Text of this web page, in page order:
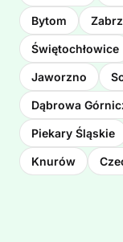
Bytom
Świętochłowice
Jaworzno
Dąbrowa
Piekary Śląskie
Knurów